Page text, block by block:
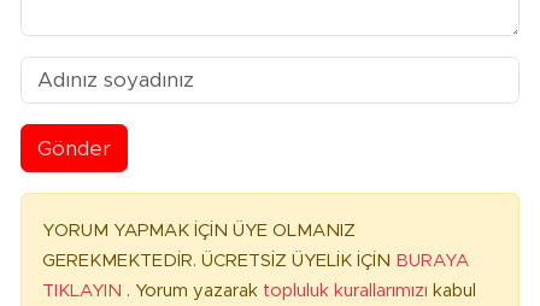
Gönder
YORUM YAPMAK İÇİN ÜYE OLMANIZ
GEREKMEKTEDİR. ÜCRETSİZ ÜYELİK İÇİN BURAYA
TIKLAYIN . Yorum yazarak topluluk kurallarımızı kabul